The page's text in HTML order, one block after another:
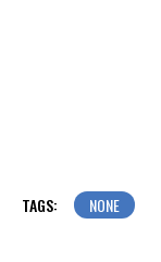
TAGS: NONE